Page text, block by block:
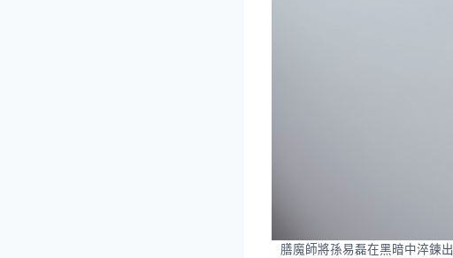
膳魔師將孫易磊在黑暗中淬鍊